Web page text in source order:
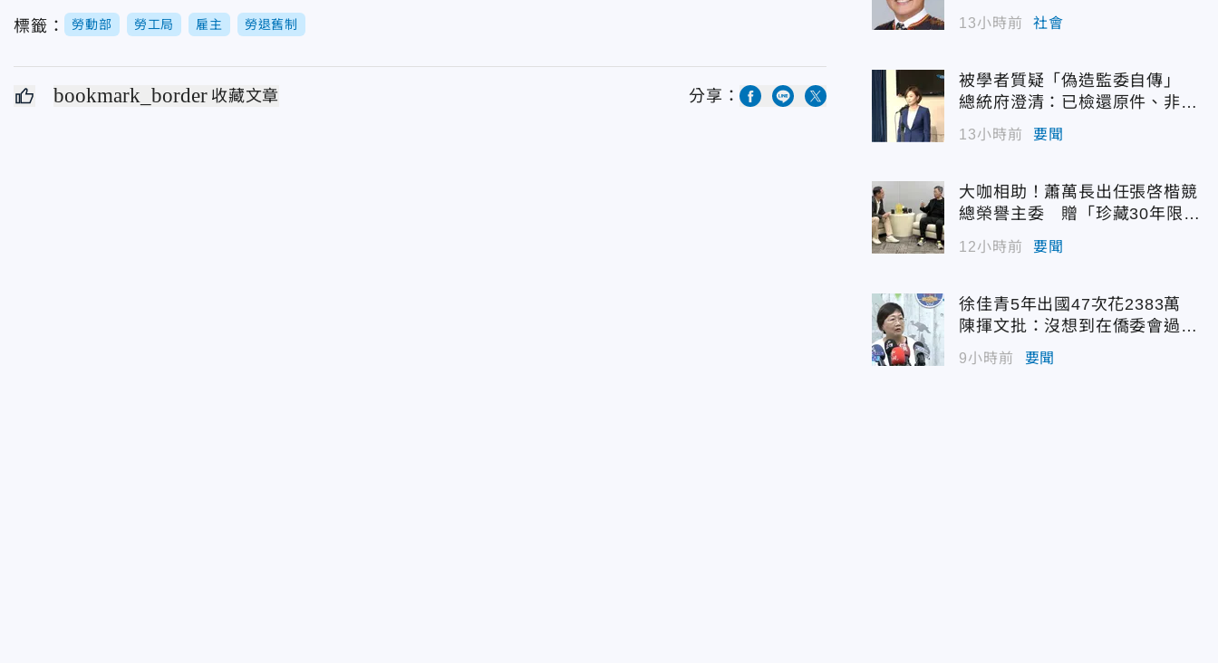
標籤： 勞動部 勞工局 雇主 勞退舊制
bookmark_border 收藏文章 分享：
13小時前 社會
被學者質疑「偽造監委自傳」
總統府澄清：已檢還原件、非府
方提供
13小時前 要聞
大咖相助！蕭萬長出任張啓楷競
總榮譽主委 贈「珍藏30年限量
錶」
12小時前 要聞
徐佳青5年出國47次花2383萬
陳揮文批：沒想到在僑委會過那
麼爽
9小時前 要聞